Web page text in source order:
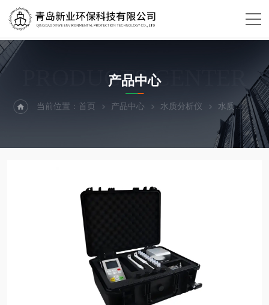
PRODUCTS CENTER
产品中心
当前位置：首页 产品中心 水质分析仪 水质 XY-